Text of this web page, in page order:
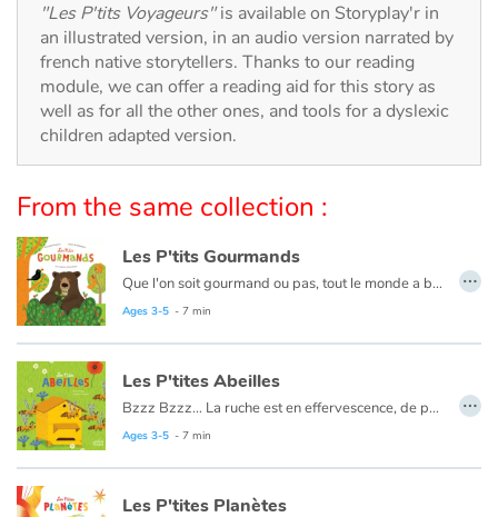
Arts, space, activities
Documentaries
With the family
At school
Festivals and events
Love and friendship
Social issues
"Les P'tits Voyageurs"is available on Storyplay'r in
an illustrated version, in an audio version narrated by
french native storytellers. Thanks to our reading
module, we can offer a reading aid for this story as
well as for all the other ones, and tools for a dyslexic
children adapted version.
From the same collection :
Les P'tits Gourmands
Que l'on soit gourmand ou pas, tout le monde a besoin de se nourrir. Et nous avons chacun nos préférences, chez les animaux c'est pareil !
Ages 3-5 - 7 min
…
Les P'tites Abeilles
Bzzz Bzzz… La ruche est en effervescence, de petits œufs viennent d’éclore ! Il faut les nourrir ! Avec quoi ? Du miel et du pollen bien sûr ! Bien nourries, les larves grandissent en sécurité dans leurs alvéoles. Devenues abeilles, elles déploient leurs ailes et se mettent au travail : ouvrières, gardiennes, butineuses… elles n’ont pas le temps de s’ennuyer ! Ce n’est qu’aux premiers froids que la ruche interrompt son activité et s’endort… jusqu’au prochain printemps ! Un voyage au cœur de la ruche pour les tout-petits.
Ages 3-5 - 7 min
…
Les P'tites Planètes